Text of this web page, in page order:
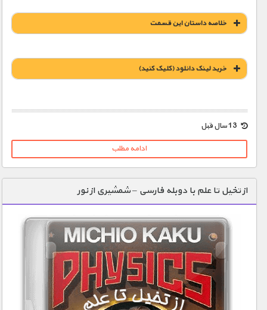
خلاصه داستان این قسمت
خريد لينک دانلود (کليک کنيد)
1900 تومان – خريد لينک دانلود (افزودن به سبد خريد)
ادامه مطلب
از تخیل تا علم با دوبله فارسی – شمشیری از نور